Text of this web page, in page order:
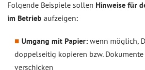
Folgende Beispiele sollen Hinweise für
im Betrieb aufzeigen:
Umgang mit Papier: wenn möglich,
doppelseitig kopieren bzw.
verschicken